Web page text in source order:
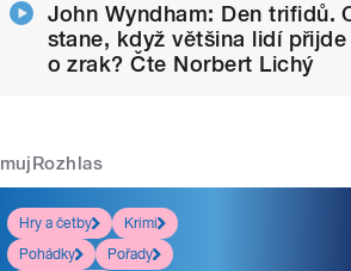
John Wyndham: Den trifidů.
stane, když většina lidí přijde
o zrak? Čte Norbert Lichý
mujRozhlas
Hry a četby
Krimi
Pohádky
Pořady